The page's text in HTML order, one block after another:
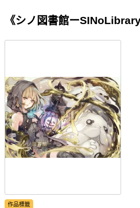
會員功能選單
登入
《シノ図書館ー
作品標籤